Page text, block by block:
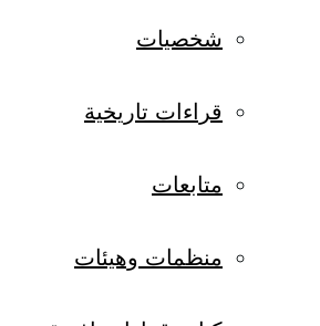
شخصيات
قراءات تاريخية
متابعات
منظمات وهيئات